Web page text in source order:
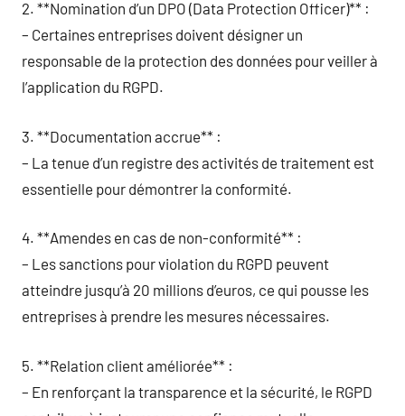
2. **Nomination d’un DPO (Data Protection Officer)** :
– Certaines entreprises doivent désigner un
responsable de la protection des données pour veiller à
l’application du RGPD.
3. **Documentation accrue** :
– La tenue d’un registre des activités de traitement est
essentielle pour démontrer la conformité.
4. **Amendes en cas de non-conformité** :
– Les sanctions pour violation du RGPD peuvent
atteindre jusqu’à 20 millions d’euros, ce qui pousse les
entreprises à prendre les mesures nécessaires.
5. **Relation client améliorée** :
– En renforçant la transparence et la sécurité, le RGPD